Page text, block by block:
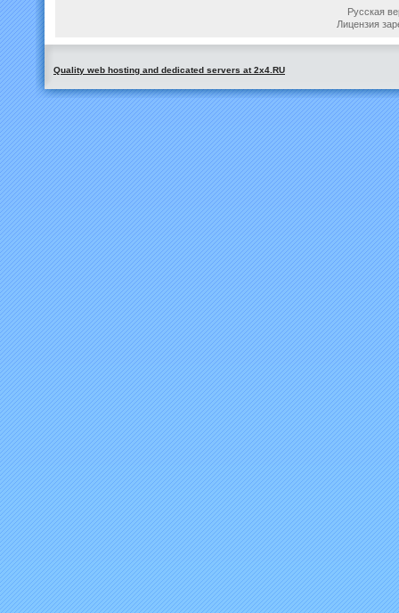
Русская
Лицензия
Quality web hosting and dedicated servers at 2x4.RU